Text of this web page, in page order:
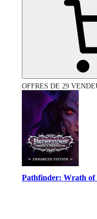
OFFRES DE 29
Pathfinder: Wrath of